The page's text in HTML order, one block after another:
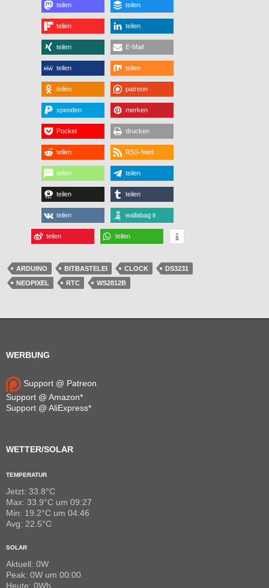
teilen teilen
teilen teilen
teilen E-Mail
teilen teilen
teilen patreon
spenden merken
Pocket drucken
teilen RSS-feed
teilen teilen
teilen teilen
teilen wallabag it
teilen teilen
ARDUINO BITBASTELEI CLOCK
DS3231
NEOPIXEL
RTC WS2812B
WERBUNG
Support @ Patreon
Support @ Amazon*
Support @ AliExpress*
WETTER/SOLAR
TEMPERATUR
Jetzt: 33.8°C
Max: 33.9°C um 09:27
Min: 19.2°C um 04:46
Avg: 22.5°C
SOLAR
Aktuell: 0W
Peak: 0W um 00:00
Heute: 0Wh